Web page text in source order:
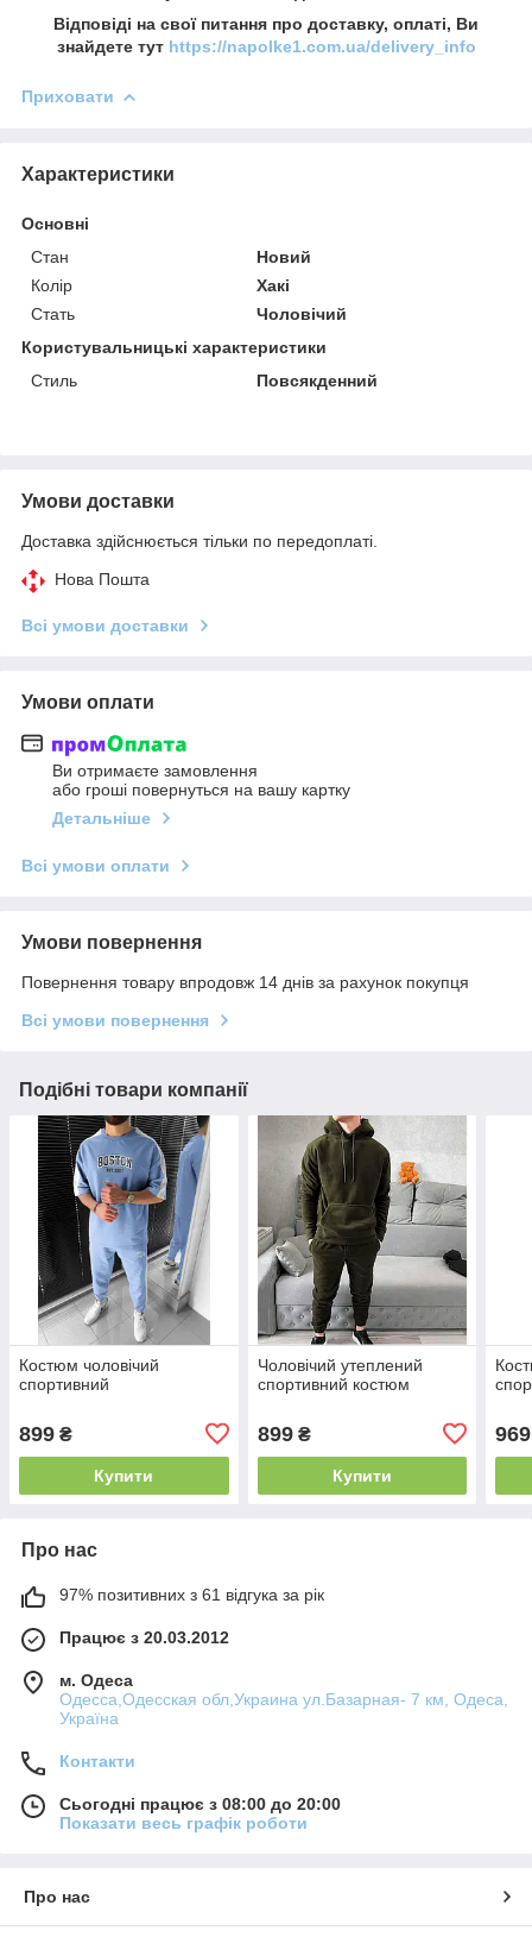
Відповіді на свої питання про доставку, оплаті, Ви
знайдете тут https://napolke1.com.ua/delivery_info
Приховати
Характеристики
Основні
Стан
Новий
Колір
Хакі
Стать
Чоловічий
Користувальницькі характеристики
Стиль
Повсякденний
Умови доставки
Доставка здійснюється тільки по передоплаті.
Нова Пошта
Всі умови доставки
Умови оплати
Ви отримаєте замовлення
або гроші повернуться на вашу картку
Детальніше
Всі умови оплати
Умови повернення
Повернення товару впродовж 14 днів за рахунок покупця
Всі умови повернення
Подібні товари компанії
Костюм чоловічий
спортивний
899 ₴
Купити
Чоловічий утеплений
спортивний костюм
899₴
Купити
969
Про нас
97% позитивних з 61 відгука за рік
Працює з 20.03.2012
м. Одеса
Одесса,Одесская обл,Украина ул.Базарная- 7 км, Одеса,
Україна
Контакти
Сьогодні працює з 08:00 до 20:00
Показати весь графік роботи
Про нас